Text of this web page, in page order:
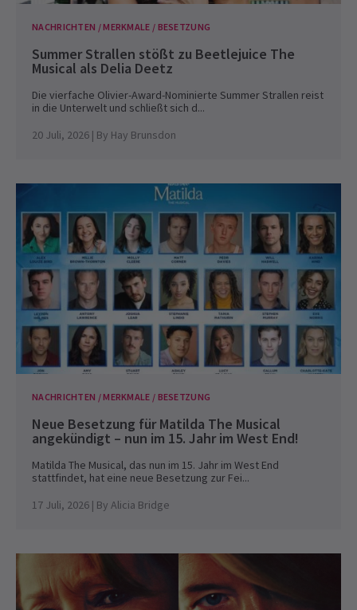
NACHRICHTEN / MERKMALE / BESETZUNG
Summer Strallen stößt zu Beetlejuice The
Musical als Delia Deetz
Die vierfache Olivier-Award-Nominierte Summer Strallen reist
in die Unterwelt und schließt sich d...
20 Juli, 2026 | By Hay Brunsdon
NACHRICHTEN / MERKMALE / BESETZUNG
Neue Besetzung für Matilda The Musical
angekündigt – nun im 15. Jahr im West End!
Matilda The Musical, das nun im 15. Jahr im West End
stattfindet, hat eine neue Besetzung zur Fei...
17 Juli, 2026 | By Alicia Bridge